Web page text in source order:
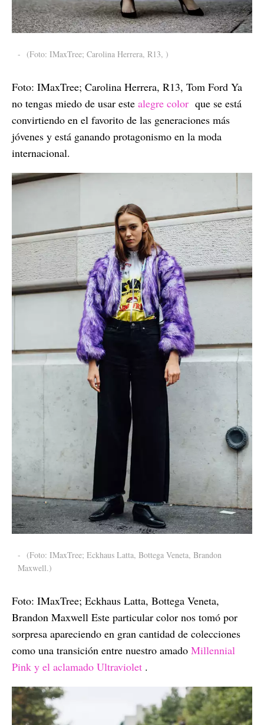
- (Foto: IMaxTree; Carolina Herrera, R13, )
Foto: IMaxTree; Carolina Herrera, R13, Tom Ford Ya
no tengas miedo de usar este alegre color que se está
convirtiendo en el favorito de las generaciones más
jóvenes y está ganando protagonismo en la moda
internacional.
- (Foto: IMaxTree; Eckhaus Latta, Bottega Veneta, Brandon
Maxwell.)
Foto: IMaxTree; Eckhaus Latta, Bottega Veneta,
Brandon Maxwell Este particular color nos tomó por
sorpresa apareciendo en gran cantidad de colecciones
como una transición entre nuestro amado Millennial
Pink y el aclamado Ultraviolet .